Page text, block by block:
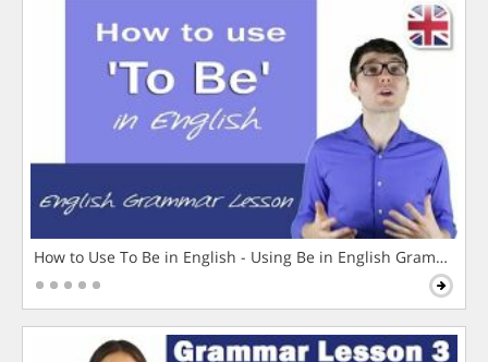
How to Use To Be in English - Using Be in English Grammar